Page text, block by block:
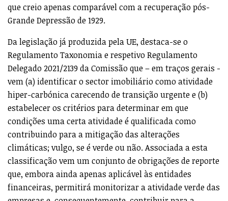
que creio apenas comparável com a recuperação pós-
Grande Depressão de 1929.
Da legislação já produzida pela UE, destaca-se o
Regulamento Taxonomia e respetivo Regulamento
Delegado 2021/2139 da Comissão que – em traços gerais -
vem (a) identificar o sector imobiliário como atividade
hiper-carbónica carecendo de transição urgente e (b)
estabelecer os critérios para determinar em que
condições uma certa atividade é qualificada como
contribuindo para a mitigação das alterações
climáticas; vulgo, se é verde ou não. Associada a esta
classificação vem um conjunto de obrigações de reporte
que, embora ainda apenas aplicável às entidades
financeiras, permitirá monitorizar a atividade verde das